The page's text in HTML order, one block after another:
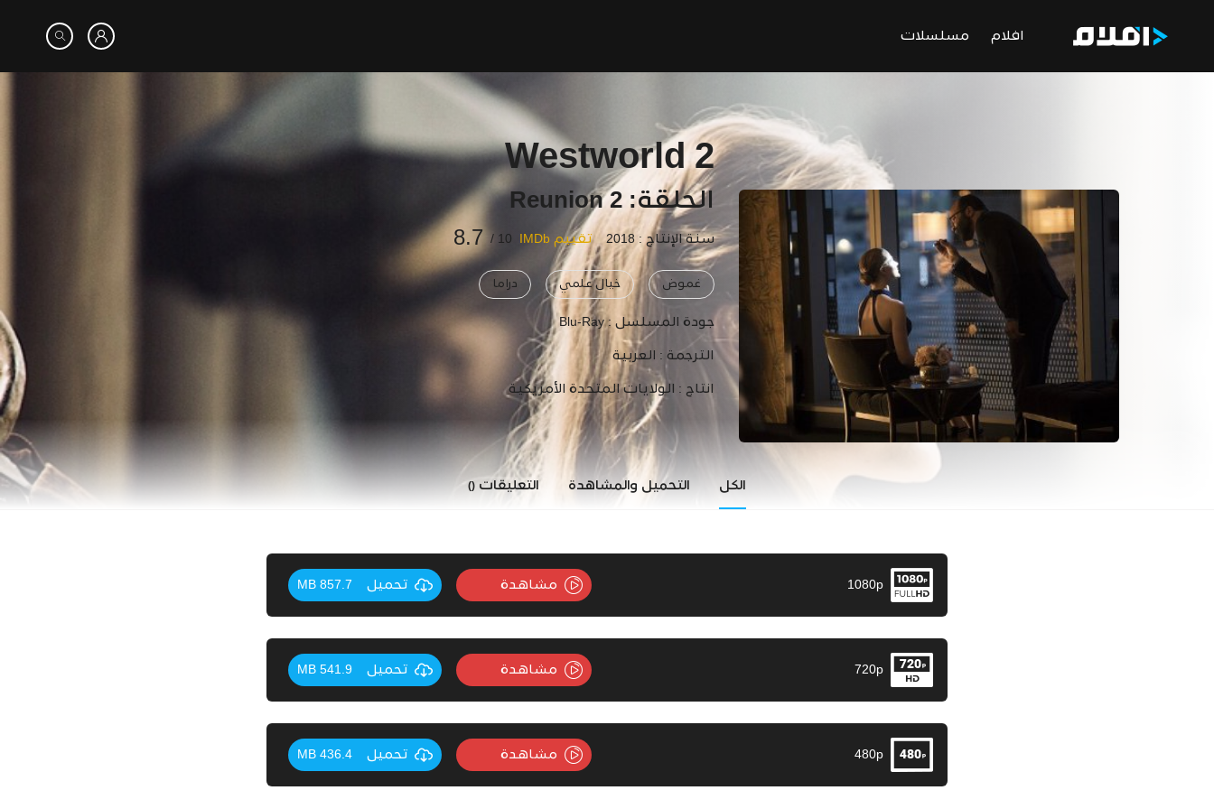
افلام مسلسلات
Westworld 2
الحلقة: 2 Reunion
سنة الإنتاج : 2018 تقييم IMDb 10 /
8.7
غموض خيال علمي دراما
جودة المسلسل :Blu-Ray
الترجمة : العربية
انتاج : الولايات المتحدة الأمريكية
الكل التحميل والمشاهدة التعليقات ()
1080p مشاهدة تحميل 857.7 MB
720p مشاهدة تحميل 541.9 MB
480p مشاهدة تحميل 436.4 MB